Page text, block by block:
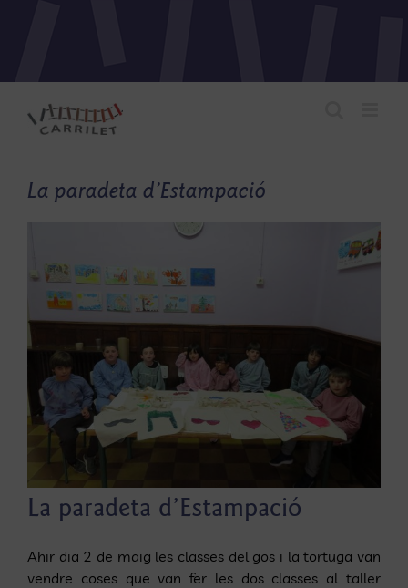
La paradeta d’Estampació
La paradeta d’Estampació
Ahir dia 2 de maig les classes del gos i la tortuga van
vendre coses que van fer les dos classes al taller